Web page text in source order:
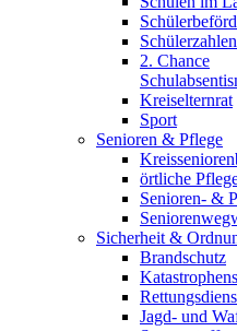
2. Chance
Kreiselternrat
Sport
Senioren & Pflege
örtliche
Senioren- &
Sicherheit &
Brandschutz
Jagd- und